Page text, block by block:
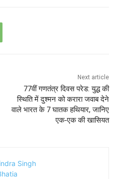
Next article
77वीं गणतंत्र दिवस परेड: युद्ध की
स्थिति में दुश्मन को करारा जवाब देने
वाले भारत के 7 घातक हथियार, जानिए
एक‑एक की खासियत